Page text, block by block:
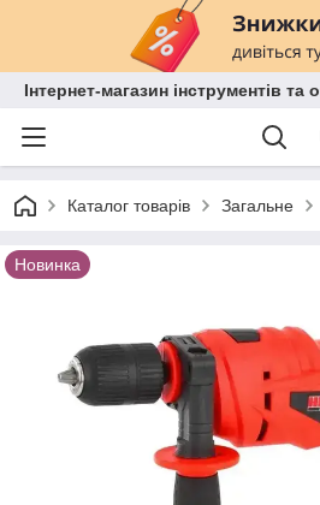
Інтернет-магазин інструментів та
Каталог товарів Загальне
Новинка